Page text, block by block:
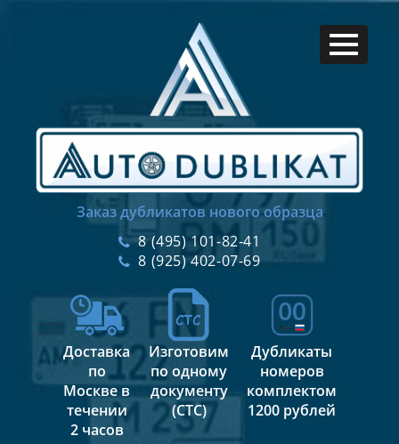
Заказ дубликатов нового образца
8 (495) 101-82-41
8 (925) 402-07-69
Доставка
по
Москве в
течении
2 часов
Изготовим
по одному
документу
(СТС)
Дубликаты
номеров
комплектом
1200 рублей